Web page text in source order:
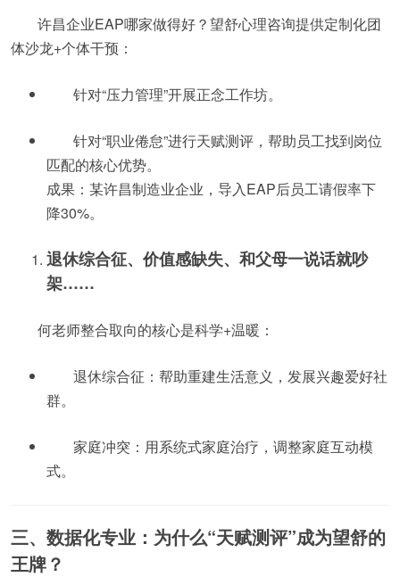
许昌企业EAP哪家做得好？望舒心理咨询提供定制化团
体沙龙+个体干预：
针对“压力管理”开展正念工作坊。
针对“职业倦怠”进行天赋测评，帮助员工找到岗位
匹配的核心优势。
成果：某许昌制造业企业，导入EAP后员工请假率下
降30%。
退休综合征、价值感缺失、和父母一说话就吵
架……
何老师整合取向的核心是科学+温暖：
退休综合征：帮助重建生活意义，发展兴趣爱好社
群。
家庭冲突：用系统式家庭治疗，调整家庭互动模
式。
三、数据化专业：为什么“天赋测评”成为望舒的
王牌？